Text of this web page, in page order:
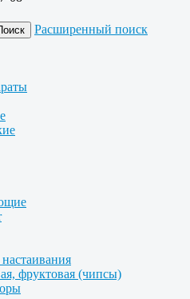
Расширенный поиск
фруктовая (чипсы)